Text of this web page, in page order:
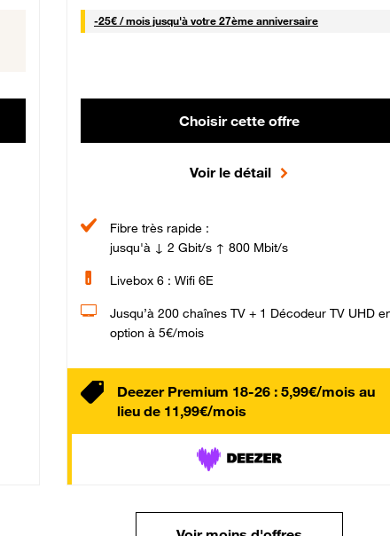
-25€ / mois25 € par mois
jusqu'à votre 27ème anniversaire
Choisir cette offre
Voir le détail
Fibre très rapide :
jusqu'à ↓ 2 Gbit/s ↑ 800 Mbit/s
Livebox 6 : Wifi 6E
Jusqu’à 200 chaînes TV + 1 Décodeur TV UHD
option à 5€/mois
Deezer Premium 18-26 : 5,99€/mois au
lieu de 11,99€/mois